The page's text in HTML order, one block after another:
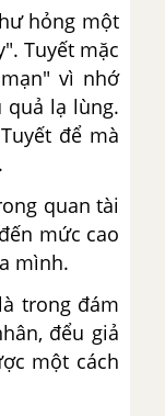
hỏng một
Tuyết mặc
vì nhớ
quả lạ lùng.
để mà
quan tài
mức cao
mình.
trong đám
đểu giả
một cách